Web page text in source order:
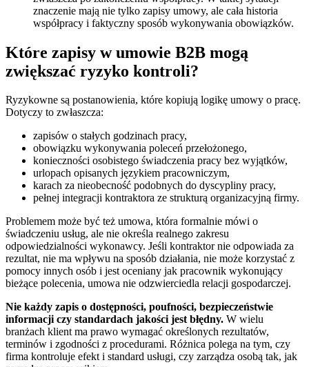
znaczenie mają nie tylko zapisy umowy, ale cała historia
współpracy i faktyczny sposób wykonywania obowiązków.
Które zapisy w umowie B2B mogą
zwiększać ryzyko kontroli?
Ryzykowne są postanowienia, które kopiują logikę umowy o pracę.
Dotyczy to zwłaszcza:
zapisów o stałych godzinach pracy,
obowiązku wykonywania poleceń przełożonego,
konieczności osobistego świadczenia pracy bez wyjątków,
urlopach opisanych językiem pracowniczym,
karach za nieobecność podobnych do dyscypliny pracy,
pełnej integracji kontraktora ze strukturą organizacyjną firmy.
Problemem może być też umowa, która formalnie mówi o
świadczeniu usług, ale nie określa realnego zakresu
odpowiedzialności wykonawcy. Jeśli kontraktor nie odpowiada za
rezultat, nie ma wpływu na sposób działania, nie może korzystać z
pomocy innych osób i jest oceniany jak pracownik wykonujący
bieżące polecenia, umowa nie odzwierciedla relacji gospodarczej.
Nie każdy zapis o dostępności, poufności, bezpieczeństwie
informacji czy standardach jakości jest błędny. W wielu
branżach klient ma prawo wymagać określonych rezultatów,
terminów i zgodności z procedurami. Różnica polega na tym, czy
firma kontroluje efekt i standard usługi, czy zarządza osobą tak, jak